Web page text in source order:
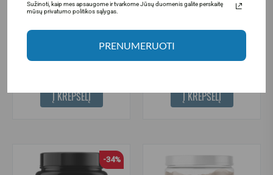
g.
Į KREPŠELĮ
g. - 60 porc.
Į KREPŠELĮ
-34%
Sužinoti, kaip mes apsaugome ir tvarkome Jūsų duomenis galite perskaitę
mūsų privatumo politikos sąlygas.
PRENUMERUOTI